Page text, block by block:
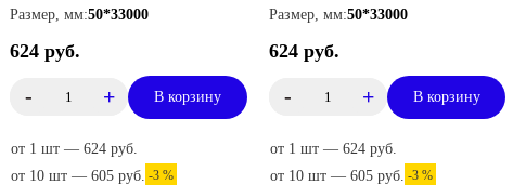
Размер, мм:50*33000
624 руб.
- + В корзину
от 1 шт — 624 руб.
от 10 шт — 605 руб. -3 %
Размер, мм:50*33000
624 руб.
- + В корзину
от 1 шт — 624 руб.
от 10 шт — 605 руб. -3 %